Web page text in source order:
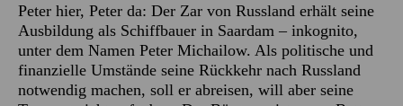
Peter hier, Peter da: Der Zar von Russland erhält seine
Ausbildung als Schiffbauer in Saardam – inkognito,
unter dem Namen Peter Michailow. Als politische und
finanzielle Umstände seine Rückkehr nach Russland
notwendig machen, soll er abreisen, will aber seine